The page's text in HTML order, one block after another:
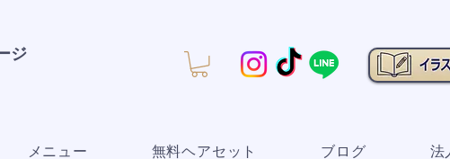
ジ
メニュー 無料ヘアセット ブログ 法